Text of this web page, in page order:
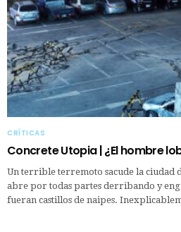
CRÍTICAS
Concrete Utopia | ¿El hombre
Un terrible terremoto sacude la ciudad
abre por todas partes derribando y
fueran castillos de naipes.